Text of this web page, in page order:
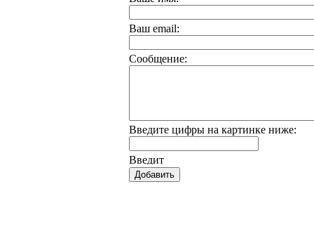
Ваш еmail:
Сообщение:
Введите цифры на картинке ниже: